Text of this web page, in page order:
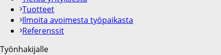
Tuotteet
Ilmoita avoimesta työpaikasta
Referenssit
Työnhakijalle